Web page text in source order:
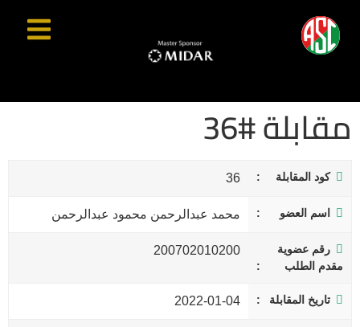
مقابلة #36
كود المقابلة 36
اسم العضو محمد عبدالرحمن محمود عبدالرحمن
رقم عضوية
مقدم الطلب
200702010200
تاريخ المقابلة 2022-01-04